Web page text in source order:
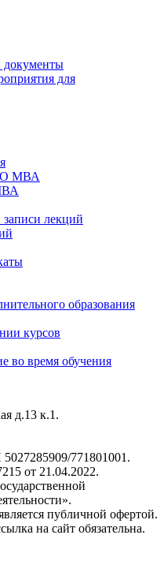
документы
для
МВА
лекций
образования
курсов
во время обучения
д.13 к.1.
771801001.
от 21.04.2022.
публичной офертой.
на сайт обязательна.